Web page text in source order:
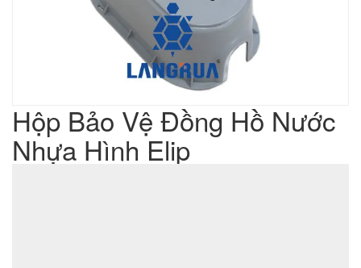
Hộp Bảo Vệ Đồng Hồ Nước
Nhựa Hình Elip